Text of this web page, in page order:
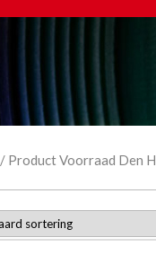
/ Product Voorraad Den